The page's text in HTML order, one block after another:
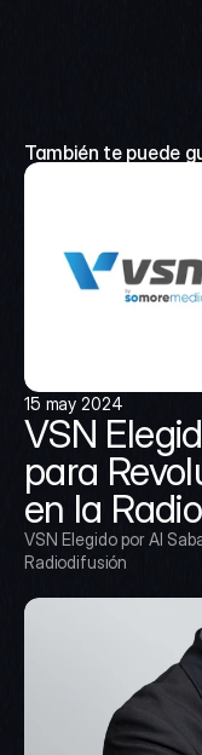
También te puede
15 may 2024
VSN
para
en la
VSN Elegido por Al
Radiodifusión